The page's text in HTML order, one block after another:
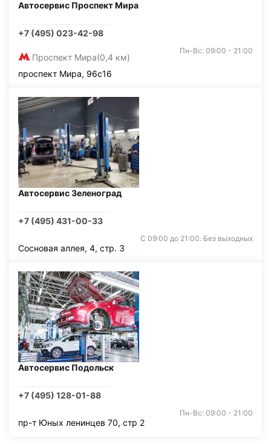
Автосервис Проспект Мира
+7 (495) 023-42-98
Проспект Мира(0,4 км)
Пн-Вс: 09:00 - 21:00
проспект Мира, 96с16
Автосервис Зеленоград
+7 (495) 431-00-33
С 09:00 до 21:00. Без выходных
Сосновая аллея, 4, стр. 3
Автосервис Подольск
+7 (495) 128-01-88
Пн-Вс: 09:00 - 21:00
пр-т Юных ленинцев 70, стр 2